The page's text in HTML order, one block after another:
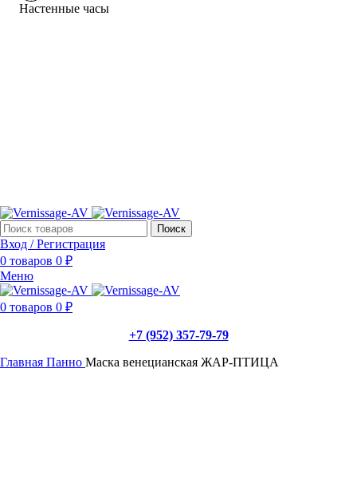
Настенные часы
Поиск
Вход / Регистрация
0 товаров 0 ₽
Меню
0 товаров 0 ₽
+7 (952) 357-79-79
Главная Панно Маска венецианская ЖАР-ПТИЦА